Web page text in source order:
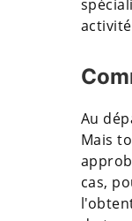
Au
Mais
cas,